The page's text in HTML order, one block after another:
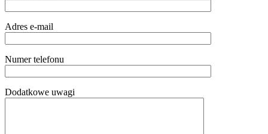
Adres e-mail
Numer telefonu
Dodatkowe uwagi